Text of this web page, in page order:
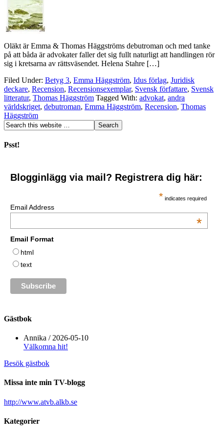
Oläkt är Emma & Thomas Häggströms debutroman och med tanke
på att båda är advokater faller det sig fullt naturligt att handlingen rör
sig i kretsarna av rättsväsendet. Helena Stahre […]
Filed Under: Betyg 3, Emma Häggström, Idus förlag, Juridisk
deckare, Recension, Recensionsexemplar, Svensk författare, Svensk
litteratur, Thomas Häggström Tagged With: advokat, andra
världskriget, debutroman, Emma Häggström, Recension, Thomas
Häggström
Psst!
Blogginlägg via mail? Registrera dig här:
* indicates required
Email Address
*
Email Format
html
text
Gästbok
Annika / 2026-05-10
Välkomna hit!
Besök gästbok
Missa inte min TV-blogg
http://www.atvb.alkb.se
Kategorier